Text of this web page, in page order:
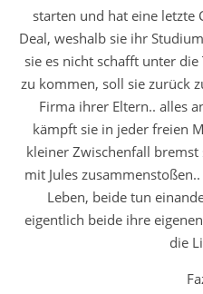
starten und hat eine letzte
Deal, weshalb sie ihr
sie es nicht schafft unter
zu kommen, soll sie zurück
Firma ihrer Eltern.. alles
kämpft sie in jeder freien
kleiner Zwischenfall bremst
mit Jules
Leben, beide tun
eigentlich beide ihre
die